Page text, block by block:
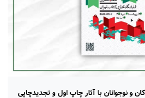
و نوجوانان با آثار چاپ اول و تجدیدچاپی